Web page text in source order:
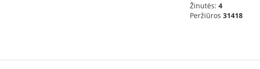
Žinutės: 4
Peržiūros 31418